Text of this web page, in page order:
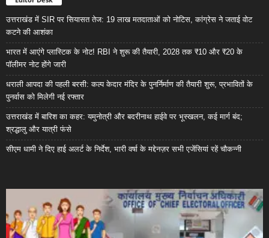
उत्तराखंड में SIR पर सियासत तेज: 19 लाख मतदाताओं को नोटिस, कांग्रेस ने जताई वोट
कटने की आशंका
भारत में आएंगे प्लास्टिक के नोट! RBI ने शुरू की तैयारी, 2028 तक ₹10 और ₹20 के
पॉलीमर नोट होंगे जारी
धराली आपदा की पहली बरसी: कल्प केदार मंदिर के पुनर्निर्माण की तैयारी शुरू, प्रभावितों के
पुनर्वास को मिलेगी नई रफ्तार
उत्तराखंड में बारिश का कहर: यमुनोत्री और बदरीनाथ हाईवे पर भूस्खलन, कई मार्ग बंद;
श्रद्धालु और यात्री फंसे
सीएम धामी ने दिए हाई अलर्ट के निर्देश, भारी वर्षा के मद्देनज़र सभी एजेंसियां रहें चौकन्नी